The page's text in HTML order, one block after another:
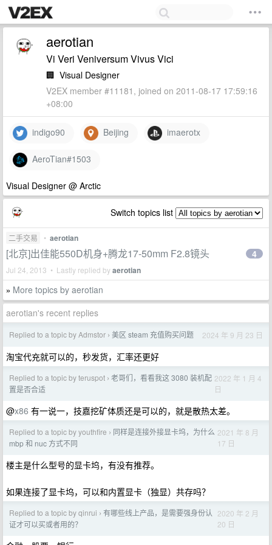
aerotian
Vi Veri Veniversum Vivus Vici
🏢 Visual Designer
V2EX member #11181, joined on 2011-08-17 17:59:16
+08:00
indigo90 Beijing imaerotx
AeroTian#1503
Visual Designer @ Arctic
Switch topics list
二手交易 • aerotian
[北京]出佳能550D机身+腾龙17-50mm F2.8镜头
Jul 24, 2013 • Lastly replied byaerotian
4
» More topics by aerotian
aerotian's recent replies
Replied to a topic by Admstor › 美区 steam 充值购买问题 2024 年 9 月 23 日
淘宝代充就可以的，秒发货，汇率还更好
Replied to a topic by teruspot › 老哥们，看看我这 3080 装机配
置是否合适
2022 年 1 月 4
日
@x86 有一说一，技嘉挖矿体质还是可以的，就是散热太差。
Replied to a topic by youthfire › 同样是连接外接显卡坞，为什么
mbp 和 nuc 方式不同
2021 年 8 月
17 日
楼主是什么型号的显卡坞，有没有推荐。
如果连接了显卡坞，可以和内置显卡（独显）共存吗？
Replied to a topic by qinrui › 有哪些线上产品，是需要强身份认
证才可以买或者用的？
2020 年 2 月
20 日